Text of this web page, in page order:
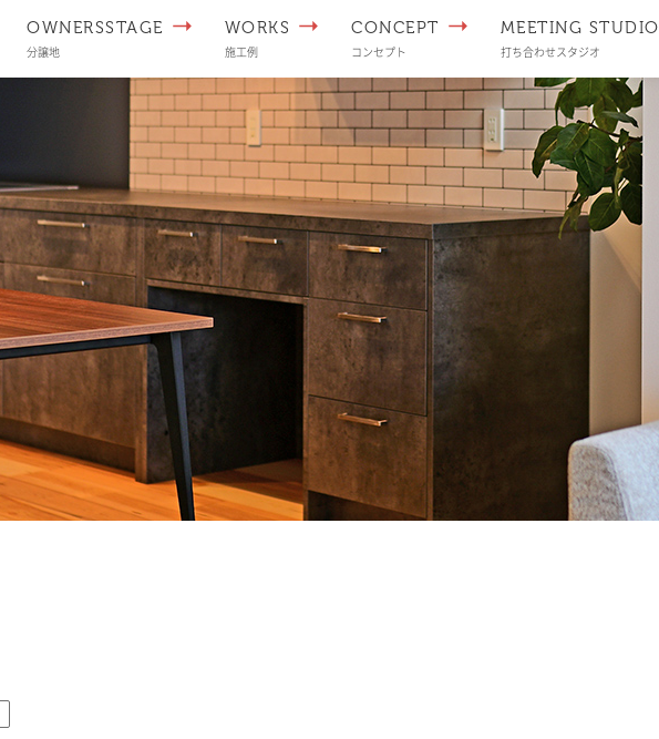
OWNERSSTAGE
分譲地
WORKS
施工例
CONCEPT
コンセプト
MEETING STUDIO
打ち合わせスタジオ